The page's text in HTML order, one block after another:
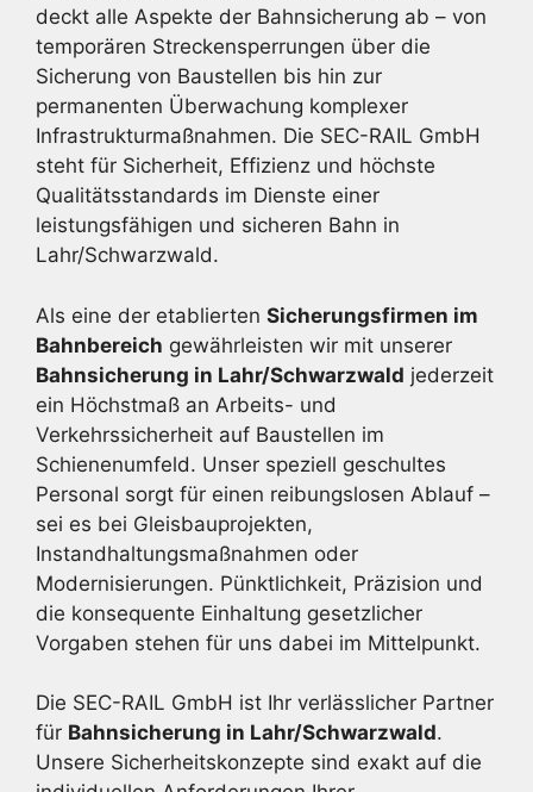
deckt alle Aspekte der Bahnsicherung ab – von
temporären Streckensperrungen über die
Sicherung von Baustellen bis hin zur
permanenten Überwachung komplexer
Infrastrukturmaßnahmen. Die SEC-RAIL GmbH
steht für Sicherheit, Effizienz und höchste
Qualitätsstandards im Dienste einer
leistungsfähigen und sicheren Bahn in
Lahr/Schwarzwald.
Als eine der etablierten Sicherungsfirmen im
Bahnbereich gewährleisten wir mit unserer
Bahnsicherung in Lahr/Schwarzwald jederzeit
ein Höchstmaß an Arbeits- und
Verkehrssicherheit auf Baustellen im
Schienenumfeld. Unser speziell geschultes
Personal sorgt für einen reibungslosen Ablauf –
sei es bei Gleisbauprojekten,
Instandhaltungsmaßnahmen oder
Modernisierungen. Pünktlichkeit, Präzision und
die konsequente Einhaltung gesetzlicher
Vorgaben stehen für uns dabei im Mittelpunkt.
Die SEC-RAIL GmbH ist Ihr verlässlicher Partner
für Bahnsicherung in Lahr/Schwarzwald.
Unsere Sicherheitskonzepte sind exakt auf die